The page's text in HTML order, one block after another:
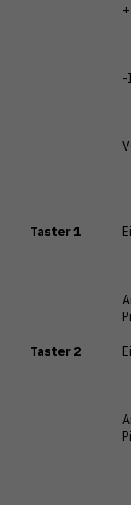
-
Taster 1
Taster 2